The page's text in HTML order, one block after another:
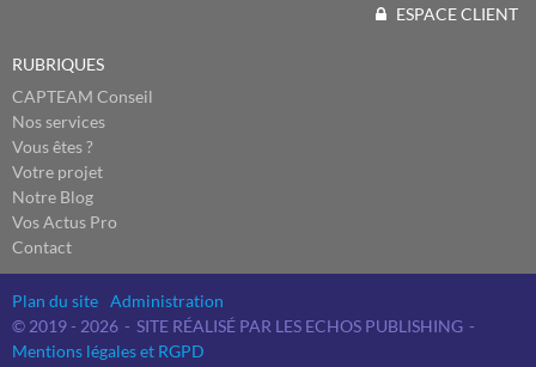
ESPACE CLIENT
RUBRIQUES
CAPTEAM Conseil
Nos services
Vous êtes ?
Votre projet
Notre Blog
Vos Actus Pro
Contact
Plan du site Administration
© 2019 - 2026
SITE RÉALISÉ PAR LES ECHOS PUBLISHING
Mentions légales et RGPD